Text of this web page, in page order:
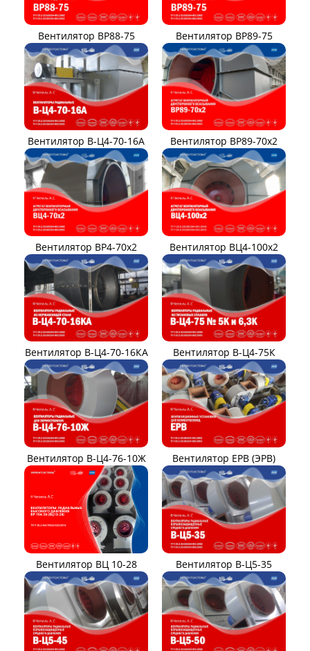
Вентилятор ВР88-75 Вентилятор ВР89-75
Вентилятор В-Ц4-70-16А Вентилятор ВР89-70x2
Вентилятор ВР4-70x2 Вентилятор ВЦ4-100х2
Вентилятор В-Ц4-70-16КА Вентилятор В-Ц4-75К
Вентилятор В-Ц4-76-10Ж Вентилятор ЕРВ (ЭРВ)
Вентилятор ВЦ 10-28 Вентилятор В-Ц5-35